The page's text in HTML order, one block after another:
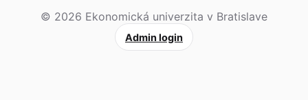
© 2026 Ekonomická univerzita v Bratislave
Admin login